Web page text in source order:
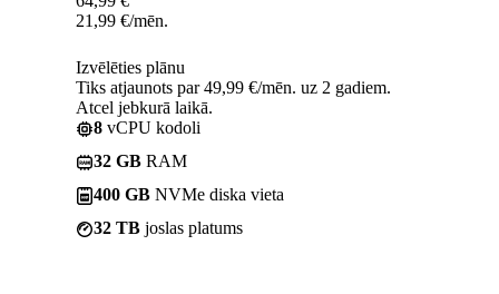
21,99 €/mēn.
Izvēlēties plānu
Tiks atjaunots par 49,99 €/mēn. uz 2 gadiem.
Atcel jebkurā laikā.
8 vCPU kodoli
32 GB RAM
400 GB NVMe diska vieta
32 TB joslas platums